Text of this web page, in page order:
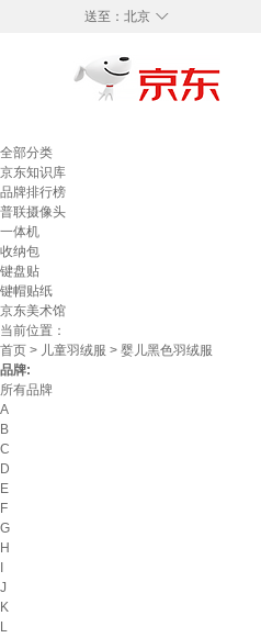
◇
送至： 北京
全部分类
京东知识库
品牌排行榜
普联摄像头
一体机
收纳包
键盘贴
键帽贴纸
京东美术馆
当前位置：
首页 > 儿童羽绒服 > 婴儿黑色羽绒服
品牌:
所有品牌
A
B
C
D
E
F
G
H
J
K
L